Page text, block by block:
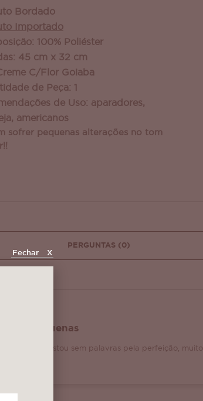
Bordado
Importado
100% Poliéster
45 cm x 32 cm
C/Flor Goiaba
de Peça: 1
de Uso: aparadores,
americanos
sofrer pequenas alterações no tom
PERGUNTAS (0)
pequenas
pequena e estou sem palavras pela perfeição, muito
ser linda.
Fechar X